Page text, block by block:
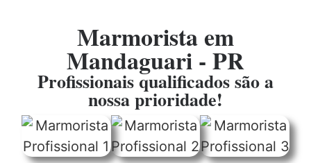
Marmorista em
Mandaguari - PR
Profissionais qualificados são a
nossa prioridade!